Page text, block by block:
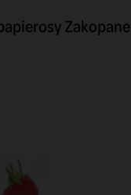
Zakopane